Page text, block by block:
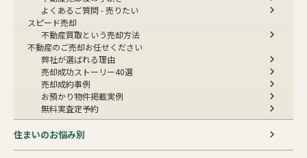
よくあるご質問 - 売りたい
スピード売却
不動産買取という売却方法
不動産のご売却お任せください
弊社が選ばれる理由
売却成功ストーリー40選
売却成約事例
お預かり物件掲載実例
無料実査定予約
住まいのお悩み別